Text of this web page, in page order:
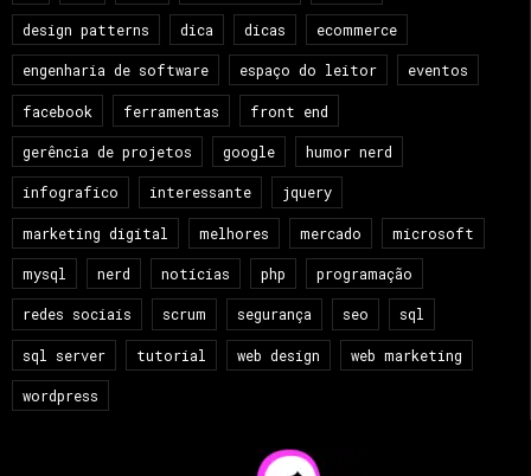
design patterns dica dicas ecommerce
engenharia de software espaço do leitor eventos
facebook ferramentas front end
gerência de projetos google humor nerd
infografico interessante jquery
marketing digital melhores mercado microsoft
mysql nerd notícias php programação
redes sociais scrum segurança seo sql
sql server tutorial web design web marketing
wordpress